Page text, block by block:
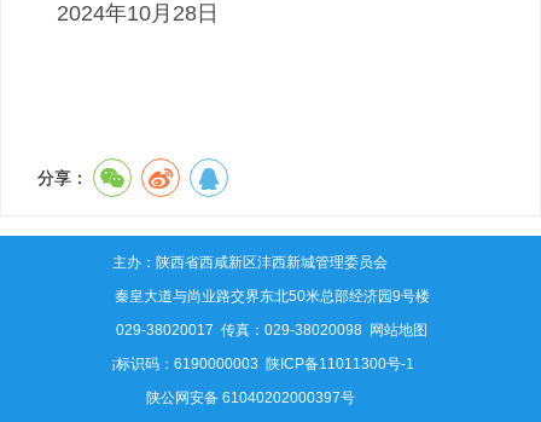
2024年10月28日
分享：
主办：陕西省西咸新区沣西新城管理委员会
地址：秦皇大道与尚业路交界东北50米总部经济园9号楼
电话：029-38020017 传真：029-38020098 网站地图
网站标识码：6190000003 陕ICP备11011300号-1
陕公网安备 61040202000397号